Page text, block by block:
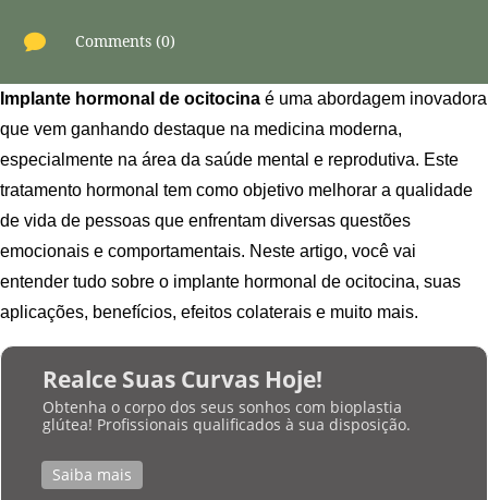
 Comments (0)
Implante hormonal de ocitocina é uma abordagem inovadora
que vem ganhando destaque na medicina moderna,
especialmente na área da saúde mental e reprodutiva. Este
tratamento hormonal tem como objetivo melhorar a qualidade
de vida de pessoas que enfrentam diversas questões
emocionais e comportamentais. Neste artigo, você vai
entender tudo sobre o implante hormonal de ocitocina, suas
aplicações, benefícios, efeitos colaterais e muito mais.
Realce Suas Curvas Hoje!
Obtenha o corpo dos seus sonhos com bioplastia
glútea! Profissionais qualificados à sua disposição.
Saiba mais